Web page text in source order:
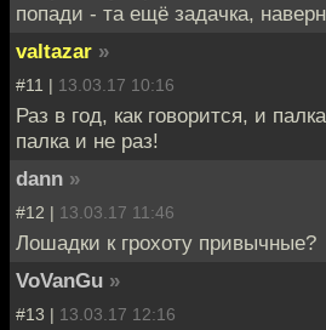
попади - та ещё задачка,
valtazar »
#11 | 13.03.17 10:16
Раз в год, как говорится, и
палка и не раз!
dann »
#12 | 13.03.17 11:46
Лошадки к грохоту привычные?
VoVanGu »
#13 | 13.03.17 12:16